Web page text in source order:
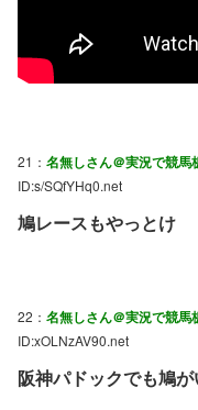
21： 名無しさん＠実況で競馬
ID:s/SQfYHq0.net
鳩レースもやっとけ
22： 名無しさん＠実況で競馬
ID:xOLNzAV90.net
阪神パドックでも鳩